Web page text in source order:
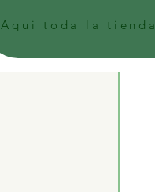
Aqui toda la tienda